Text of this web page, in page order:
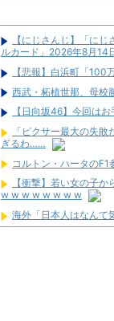
【にじさんじ】「に
ルカード」2026年8月14
【悲報】白浜町「100
西武・柘植世那、母校
【日向坂46】今回は
「ピクサー最大の失
ぎるわ……
コルトン・ハータの
【衝撃】若い女の子
w w w w w w w w
海外「日本人はなんて